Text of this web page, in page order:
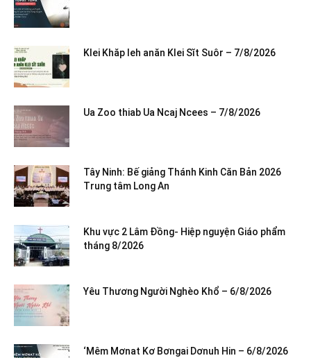
Klei Khăp leh anăn Klei Sĭt Suôr – 7/8/2026
Ua Zoo thiab Ua Ncaj Ncees – 7/8/2026
Tây Ninh: Bế giảng Thánh Kinh Căn Bản 2026
Trung tâm Long An
Khu vực 2 Lâm Đồng- Hiệp nguyện Giáo phẩm
tháng 8/2026
Yêu Thương Người Nghèo Khổ – 6/8/2026
‘Mêm Mơnat Kơ Bơngai Dơnuh Hin – 6/8/2026